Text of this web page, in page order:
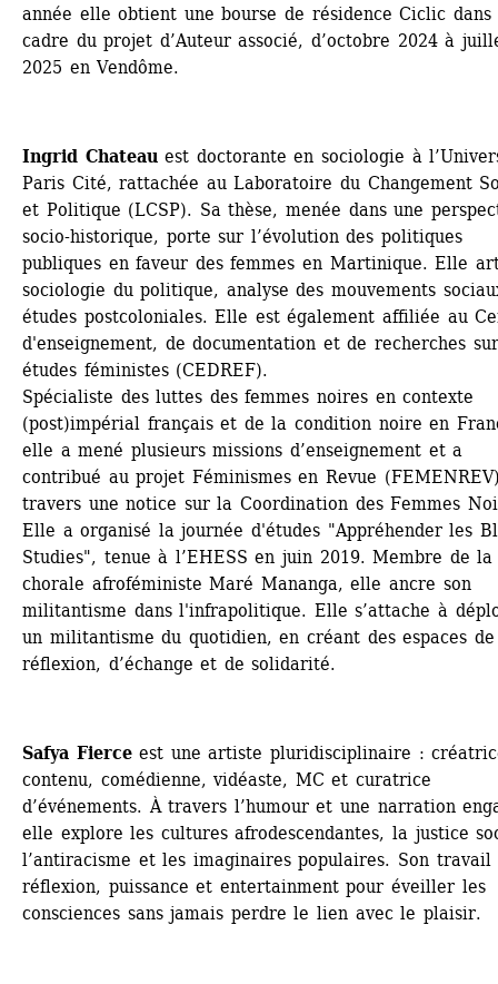
année elle obtient une bourse de résidence Ciclic dans
cadre du projet d’Auteur associé, d’octobre 2024 à
2025 en Vendôme.
Ingrid Chateauest doctorante en sociologie à
Paris Cité, rattachée au Laboratoire du Changement
et Politique (LCSP). Sa thèse, menée dans une
socio-historique, porte sur l’évolution des politiques
publiques en faveur des femmes en Martinique. Elle
sociologie du politique, analyse des mouvements
études postcoloniales. Elle est également affiliée au
d'enseignement, de documentation et de recherches
études féministes (CEDREF).
Spécialiste des luttes des femmes noires en contexte
(post)impérial français et de la condition noire en
elle a mené plusieurs missions d’enseignement et a
contribué au projet Féminismes en Revue
travers une notice sur la Coordination des Femmes
Elle a organisé la journée d'études "Appréhender les
Studies", tenue à l’EHESS en juin 2019. Membre de la
chorale afroféministe Maré Mananga, elle ancre son
militantisme dans l'infrapolitique. Elle s’attache à
un militantisme du quotidien, en créant des espaces de
réflexion, d’échange et de solidarité.
Safya Fierceest une artiste pluridisciplinaire :
contenu, comédienne, vidéaste, MC et curatrice
d’événements. À travers l’humour et une narration
elle explore les cultures afrodescendantes, la justice
l’antiracisme et les imaginaires populaires. Son travail
réflexion, puissance et entertainment pour éveiller les
consciences sans jamais perdre le lien avec le plaisir.